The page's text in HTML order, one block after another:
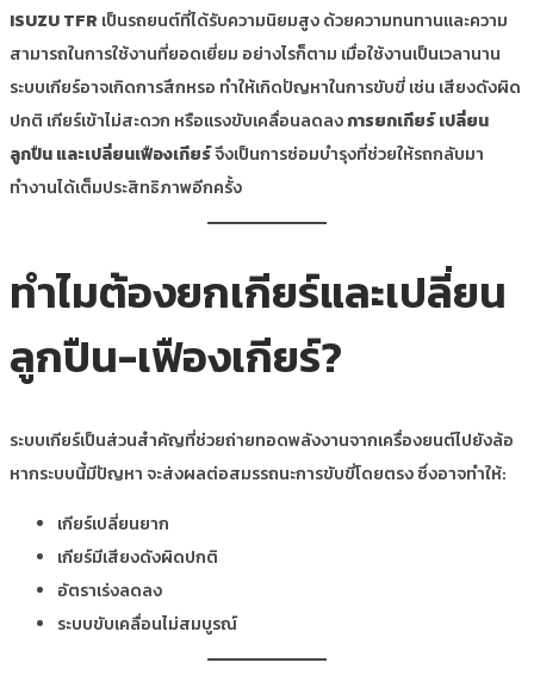
ISUZU TFR เป็นรถยนต์ที่ได้รับความนิยมสูง ด้วยความทนทานและความ
สามารถในการใช้งานที่ยอดเยี่ยม อย่างไรก็ตาม เมื่อใช้งานเป็นเวลานาน
ระบบเกียร์อาจเกิดการสึกหรอ ทำให้เกิดปัญหาในการขับขี่ เช่น เสียงดังผิด
ปกติ เกียร์เข้าไม่สะดวก หรือแรงขับเคลื่อนลดลงการยกเกียร์ เปลี่ยน
ลูกปืน และเปลี่ยนเฟืองเกียร์จึงเป็นการซ่อมบำรุงที่ช่วยให้รถกลับมา
ทำงานได้เต็มประสิทธิภาพอีกครั้ง
ทำไมต้องยกเกียร์และเปลี่ยน
ลูกปืน-เฟืองเกียร์?
ระบบเกียร์เป็นส่วนสำคัญที่ช่วยถ่ายทอดพลังงานจากเครื่องยนต์ไปยังล้อ
หากระบบนี้มีปัญหา จะส่งผลต่อสมรรถนะการขับขี่โดยตรง ซึ่งอาจทำให้:
เกียร์เปลี่ยนยาก
เกียร์มีเสียงดังผิดปกติ
อัตราเร่งลดลง
ระบบขับเคลื่อนไม่สมบูรณ์